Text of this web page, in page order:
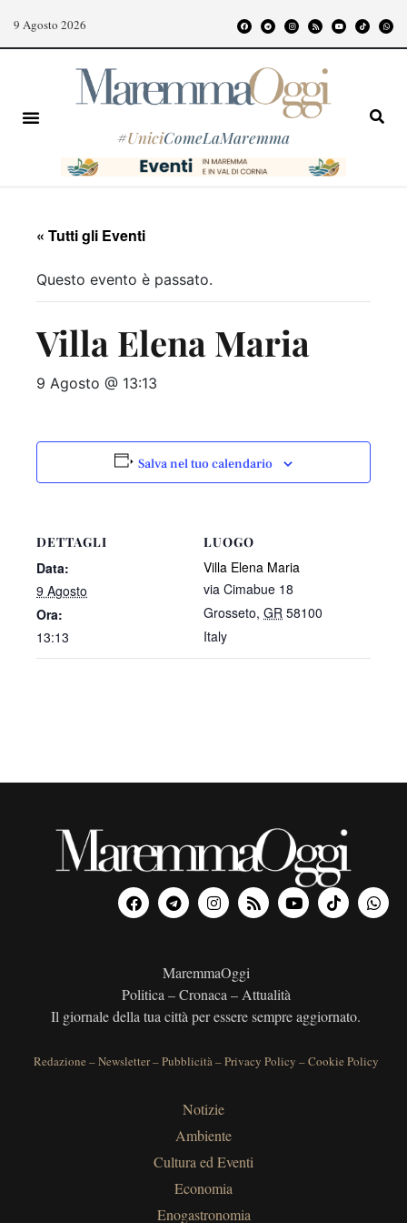
9 Agosto 2026
#UniciComeLaMaremma
« Tutti gli Eventi
Questo evento è passato.
Villa Elena Maria
9 Agosto @ 13:13
Salva nel tuo calendario
DETTAGLI
Data:
9 Agosto
Ora:
13:13
LUOGO
Villa Elena Maria
via Cimabue 18
Grosseto, GR 58100
Italy
MaremmaOggi
Politica – Cronaca – Attualità
Il giornale della tua città per essere sempre aggiornato.
Redazione –Newsletter–Pubblicità–Privacy Policy –Cookie Policy
Notizie
Ambiente
Cultura ed Eventi
Economia
Enogastronomia